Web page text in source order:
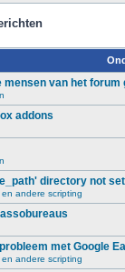
mensen van het forum
addons
directory not
en andere scripting
met Google
en andere scripting